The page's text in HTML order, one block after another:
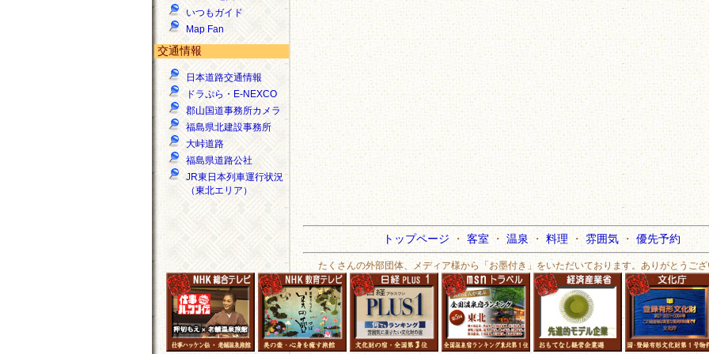
いつもガイド
Map Fan
交通情報
日本道路交通情報
ドラぷら・E-NEXCO
郡山国道事務所カメラ
福島県北建設事務所
大峠道路
福島県道路公社
JR東日本列車運行状況
（東北エリア）
トップページ ・ 客室 ・ 温泉 ・ 料理 ・ 雰囲気 ・ 優先予約
たくさんの外部団体、メディア様から「お墨付き」をいただいております。ありがとうご